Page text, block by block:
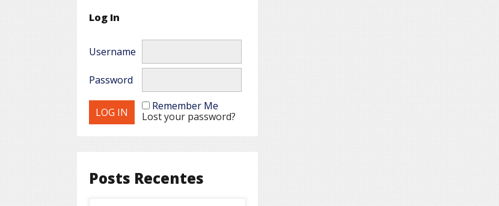
Log In
Username
Password
Remember Me
Lost your password?
Posts Recentes